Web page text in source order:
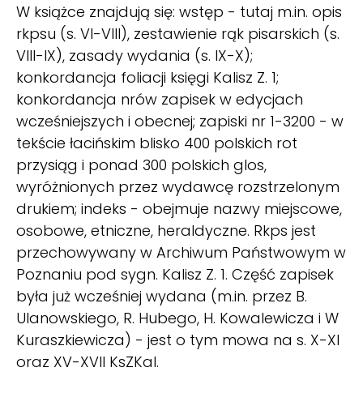
W książce znajdują się: wstęp - tutaj m.in. opis
rkpsu (s. VI-VIII), zestawienie rąk pisarskich (s.
VIII-IX), zasady wydania (s. IX-X);
konkordancja foliacji księgi Kalisz Z. 1;
konkordancja nrów zapisek w edycjach
wcześniejszych i obecnej; zapiski nr 1-3200 - w
tekście łacińskim blisko 400 polskich rot
przysiąg i ponad 300 polskich glos,
wyróżnionych przez wydawcę rozstrzelonym
drukiem; indeks - obejmuje nazwy miejscowe,
osobowe, etniczne, heraldyczne. Rkps jest
przechowywany w Archiwum Państwowym w
Poznaniu pod sygn. Kalisz Z. 1. Część zapisek
była już wcześniej wydana (m.in. przez B.
Ulanowskiego, R. Hubego, H. Kowalewicza i W
Kuraszkiewicza) - jest o tym mowa na s. X-XI
oraz XV-XVII KsZKal.